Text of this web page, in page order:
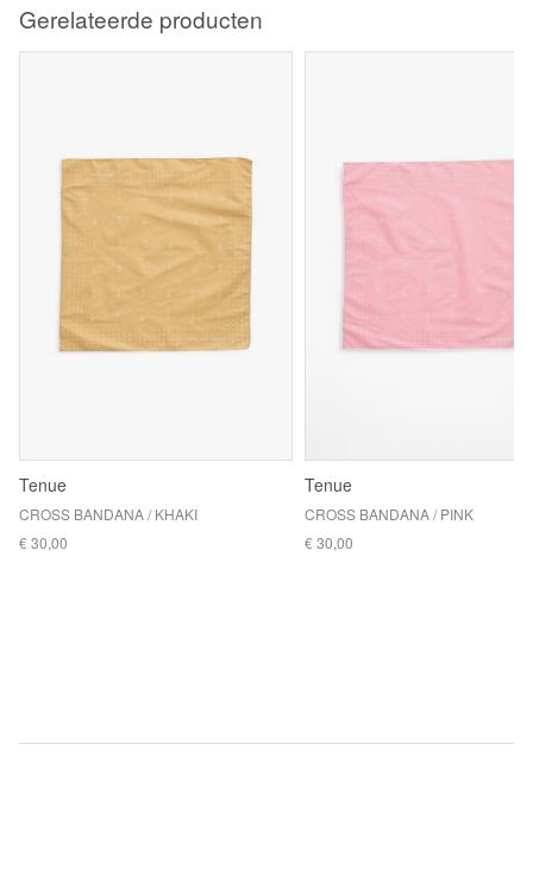
Gerelateerde producten
Tenue
CROSS BANDANA / KHAKI
€ 30,00
Tenue
CROSS BANDANA / PINK
€ 30,00